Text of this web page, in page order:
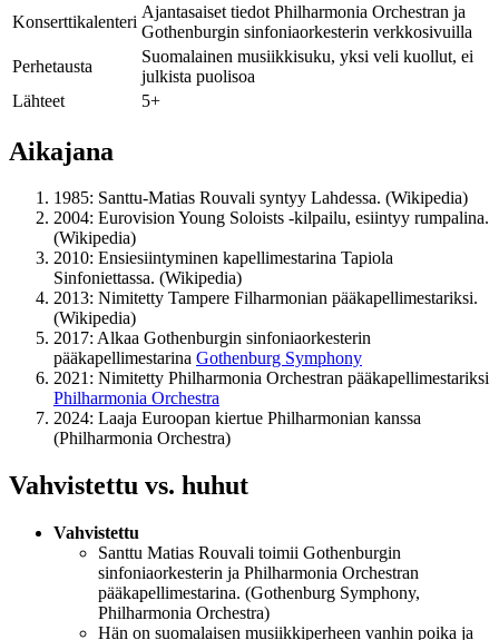
Konserttikalenteri
Ajantasaiset tiedot Philharmonia Orchestran ja
Gothenburgin sinfoniaorkesterin verkkosivuilla
Perhetausta
Suomalainen musiikkisuku, yksi veli kuollut, ei
julkista puolisoa
Lähteet
5+
Aikajana
1985: Santtu-Matias Rouvali syntyy Lahdessa. (Wikipedia)
2004: Eurovision Young Soloists -kilpailu, esiintyy rumpalina.
(Wikipedia)
2010: Ensiesiintyminen kapellimestarina Tapiola
Sinfoniettassa. (Wikipedia)
2013: Nimitetty Tampere Filharmonian pääkapellimestariksi.
(Wikipedia)
2017: Alkaa Gothenburgin sinfoniaorkesterin
pääkapellimestarina Gothenburg Symphony
2021: Nimitetty Philharmonia Orchestran pääkapellimestariksi
Philharmonia Orchestra
2024: Laaja Euroopan kiertue Philharmonian kanssa
(Philharmonia Orchestra)
Vahvistettu vs. huhut
Vahvistettu
Santtu Matias Rouvali toimii Gothenburgin
sinfoniaorkesterin ja Philharmonia Orchestran
pääkapellimestarina. (Gothenburg Symphony,
Philharmonia Orchestra)
Hän on suomalaisen musiikkiperheen vanhin poika ja